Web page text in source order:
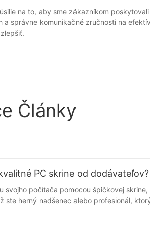
na to, aby sme zákazníkom
a správne komunikačné zručnosti na
Články
PC skrine od dodávateľov?
Kvalitná počítačová skriňa by mala byť vyrobená z odolných materiálov, ako je oceľ alebo hliník, a mala by mať dobre navrhnuté chladiace systémy, dostatok priestoru pre komponenty a pohodlné možnosti správy káblov. Mala by byť tiež esteticky príjemná s elegantným a moderným dizajnom, ktorý dopĺňa zvyšok vašej zostavy. Okrem kvality je dôležité zvážiť aj reputáciu a spoľahlivosť dodávateľa alebo výrobcu. Hľadajte spoločnosti s históriou výroby špičkových produktov a poskytovania vynikajúceho zákazníckeho servisu. Čítanie recenzií a referencií od iných zákazníkov vám môže pomôcť posúdiť reputáciu a spoľahlivosť spoločnosti. Ďalším dôležitým faktorom, ktorý treba zvážiť pri výbere počítačových skríň, je cena. Hoci kvalita by mala byť vždy vašou najvyššou prioritou, je tiež dôležité nájsť dodávateľa alebo výrobcu, ktorý ponúka konkurencieschopné ceny. Porovnaním cien z viacerých zdrojov si môžete byť istí, že za svoje peniaze dostanete najlepšiu hodnotu. Pri skúmaní potenciálnych dodávateľov a výrobcov nezabudnite zvážiť ich pravidlá dopravy a vrátenia tovaru. Niektoré spoločnosti ponúkajú rýchle a cenovo dostupné možnosti dopravy, zatiaľ čo iné si môžu účtovať prehnané poplatky alebo mať dlhé dodacie lehoty. Je tiež dôležité uistiť sa, že produkt môžete jednoducho vrátiť alebo vymeniť, ak nespĺňa vaše očakávania. Záverom možno povedať, že získavanie vysokokvalitných počítačových skríň od renomovaných dodávateľov a výrobcov je kľúčové pre každého, kto chce zostaviť spoľahlivý a vysoko výkonný počítač. Zvážením faktorov, ako je kvalita produktu, reputácia, ceny a prepravné podmienky, si môžete byť istí, že za svoje peniaze dostanete ten najlepší možný produkt. Pamätajte, že kvalitná počítačová skriňa nie je len krabica na uloženie komponentov – je to kľúčová súčasť vášho počítača, ktorá môže mať významný vplyv na výkon a celkovú spokojnosť. - Vyhľadávanie a identifikácia spoľahlivých dodávateľov Vo svete technológií je počítačová skrinka nevyhnutnou súčasťou každej počítačovej zostavy. Nielenže obsahuje všetky dôležité časti počítača, ale zohráva aj kľúčovú úlohu pri prúdení vzduchu a